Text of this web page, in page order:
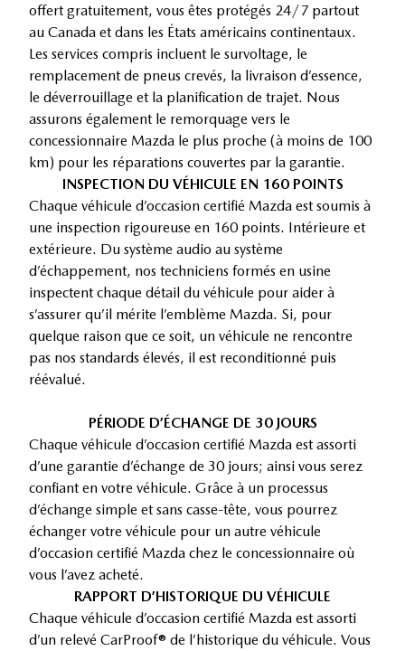
offert gratuitement, vous êtes protégés 24/7 partout
au Canada et dans les États américains continentaux.
Les services compris incluent le survoltage, le
remplacement de pneus crevés, la livraison d’essence,
le déverrouillage et la planification de trajet. Nous
assurons également le remorquage vers le
concessionnaire Mazda le plus proche (à moins de 100
km) pour les réparations couvertes par la garantie.
INSPECTION DU VÉHICULE EN 160 POINTS
Chaque véhicule d’occasion certifié Mazda est soumis à
une inspection rigoureuse en 160 points. Intérieure et
extérieure. Du système audio au système
d’échappement, nos techniciens formés en usine
inspectent chaque détail du véhicule pour aider à
s’assurer qu’il mérite l’emblème Mazda. Si, pour
quelque raison que ce soit, un véhicule ne rencontre
pas nos standards élevés, il est reconditionné puis
réévalué.
PÉRIODE D’ÉCHANGE DE 30 JOURS
Chaque véhicule d’occasion certifié Mazda est assorti
d’une garantie d’échange de 30 jours; ainsi vous serez
confiant en votre véhicule. Grâce à un processus
d’échange simple et sans casse-tête, vous pourrez
échanger votre véhicule pour un autre véhicule
d’occasion certifié Mazda chez le concessionnaire où
vous l’avez acheté.
RAPPORT D’HISTORIQUE DU VÉHICULE
Chaque véhicule d’occasion certifié Mazda est assorti
d’un relevé CarProof® de l’historique du véhicule. Vous